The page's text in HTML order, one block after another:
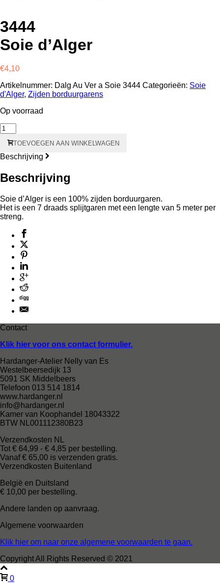
3444
Soie d’Alger
€4,10
Artikelnummer: Dalg Au Ver a Soie 3444 Categorieën: Soie
d'Alger, Zijden borduurgarens
Op voorraad
3444
Soie
d'Alger
aantal
TOEVOEGEN AAN WINKELWAGEN
Beschrijving
Beschrijving
Soie d’Alger is een 100% zijden borduurgaren.
Het is een 7 draads splijtgaren met een lengte van 5 meter per
streng.
Contact
Klik hier voor ons contact formulier.
Hardanger-Atelier Nelly van Es
Westelbeersedijk 13
5091 SK Middelbeers
Telefoon 013 514 1814
www.hardanger.nl
info@hardanger.nl
Kamer van Koophandel 18043322
BTW NL001112380B23
Verzendkosten NL
Tot € 64,99 - € 4,85 per bestelling.
Vanaf € 65,00 is verzenden gratis.
Verzendkosten Buitenland
België en Duitsland
€ 10,00 per bestelling.
Andere landen op aanvraag.
Algemene voorwaarden
Klik hier om naar onze algemene voorwaarden te gaan.
Copyright All Rights Reserved © 2021
0